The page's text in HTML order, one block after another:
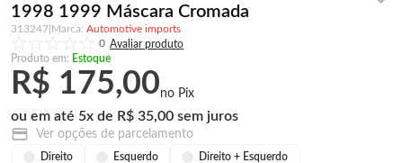
1998 1999 Máscara Cromada
313247
Automotive imports
0
Produto em: Estoque
R$ 175,00
5x R$ 35,00
Ver opções de parcelamento
Direito Esquerdo Direito + Esquerdo